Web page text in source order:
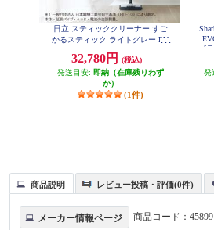
日立 スティッククリーナー すご
かるスティック ライトグレー PV-
32,780円
(税込)
発送目安: 即納（在庫残りわず
か）
(1件)
[
発
商品説明 レビュー投稿・評価(0件)
メーカー情報ページ 商品コード：